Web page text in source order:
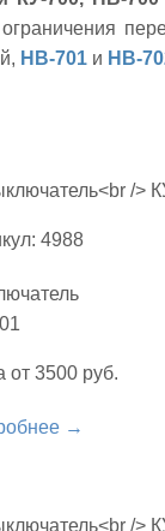
НВ-701 и НВ-
4988
от 3500 руб.
→